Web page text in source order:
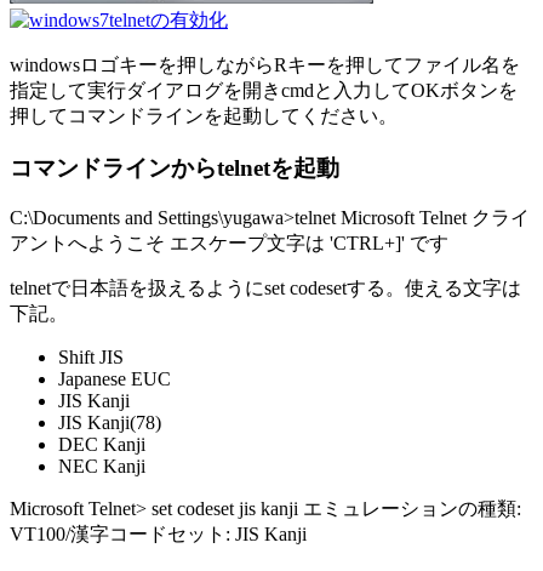
windowsロゴキーを押しながらRキーを押してファイル名を
指定して実行ダイアログを開きcmdと入力してOKボタンを
押してコマンドラインを起動してください。
コマンドラインからtelnetを起動
C:\Documents and Settings\yugawa>telnet Microsoft Telnet クライ
アントへようこそ エスケープ文字は 'CTRL+]' です
telnetで日本語を扱えるようにset codesetする。使える文字は
下記。
Shift JIS
Japanese EUC
JIS Kanji
JIS Kanji(78)
DEC Kanji
NEC Kanji
Microsoft Telnet> set codeset jis kanji エミュレーションの種類:
VT100/漢字コードセット: JIS Kanji